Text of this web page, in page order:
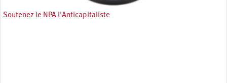
Soutenez le NPA l'Anticapitaliste